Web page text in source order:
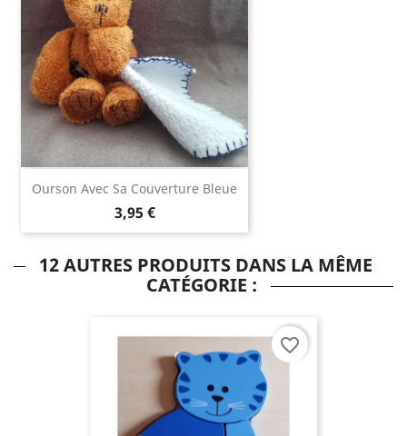
Ourson Avec Sa Couverture Bleue
3,95 €
12 AUTRES PRODUITS DANS LA MÊME
CATÉGORIE :
favorite_border